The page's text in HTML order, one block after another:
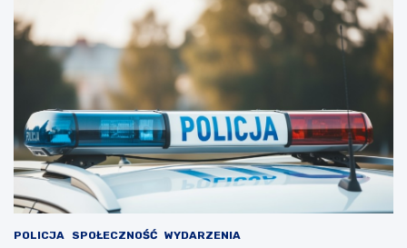
POLICJA SPOŁECZNOŚĆ WYDARZENIA